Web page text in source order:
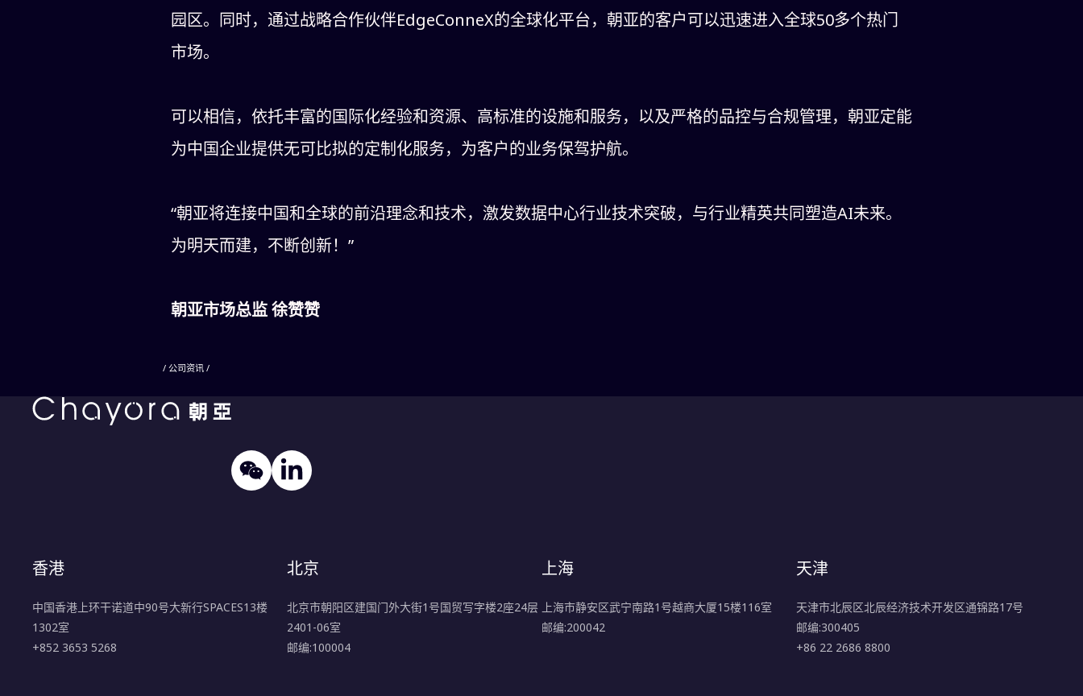
园区。同时，通过战略合作伙伴EdgeConneX的全球化平台，朝亚的客户可以迅速进入全球50多个热门
市场。
可以相信，依托丰富的国际化经验和资源、高标准的设施和服务，以及严格的品控与合规管理，朝亚定能
为中国企业提供无可比拟的定制化服务，为客户的业务保驾护航。
“朝亚将连接中国和全球的前沿理念和技术，激发数据中心行业技术突破，与行业精英共同塑造AI未来。
为明天而建，不断创新！”
朝亚市场总监 徐赞赞
/ 公司资讯 /
香港
中国香港上环干诺道中90号大新行SPACES13楼
1302室
+852 3653 5268
北京
北京市朝阳区建国门外大街1号国贸写字楼2座24层
2401-06室
邮编:100004
上海
上海市静安区武宁南路1号越商大厦15楼116室
邮编:200042
天津
天津市北辰区北辰经济技术开发区通锦路17号
邮编:300405
+86 22 2686 8800